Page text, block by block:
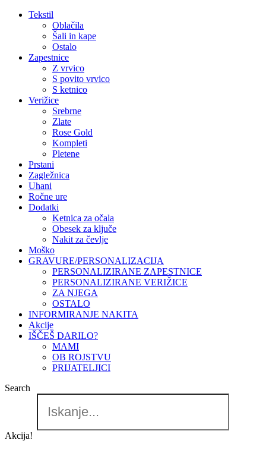
Tekstil
Oblačila
Šali in kape
Ostalo
Zapestnice
Z vrvico
S povito vrvico
S ketnico
Verižice
Srebrne
Zlate
Rose Gold
Kompleti
Pletene
Prstani
Zagležnica
Uhani
Ročne ure
Dodatki
Ketnica za očala
Obesek za ključe
Nakit za čevlje
Moško
GRAVURE/PERSONALIZACIJA
PERSONALIZIRANE ZAPESTNICE
PERSONALIZIRANE VERIŽICE
ZA NJEGA
OSTALO
INFORMIRANJE NAKITA
Akcije
IŠČEŠ DARILO?
MAMI
OB ROJSTVU
PRIJATELJICI
Search
Akcija!